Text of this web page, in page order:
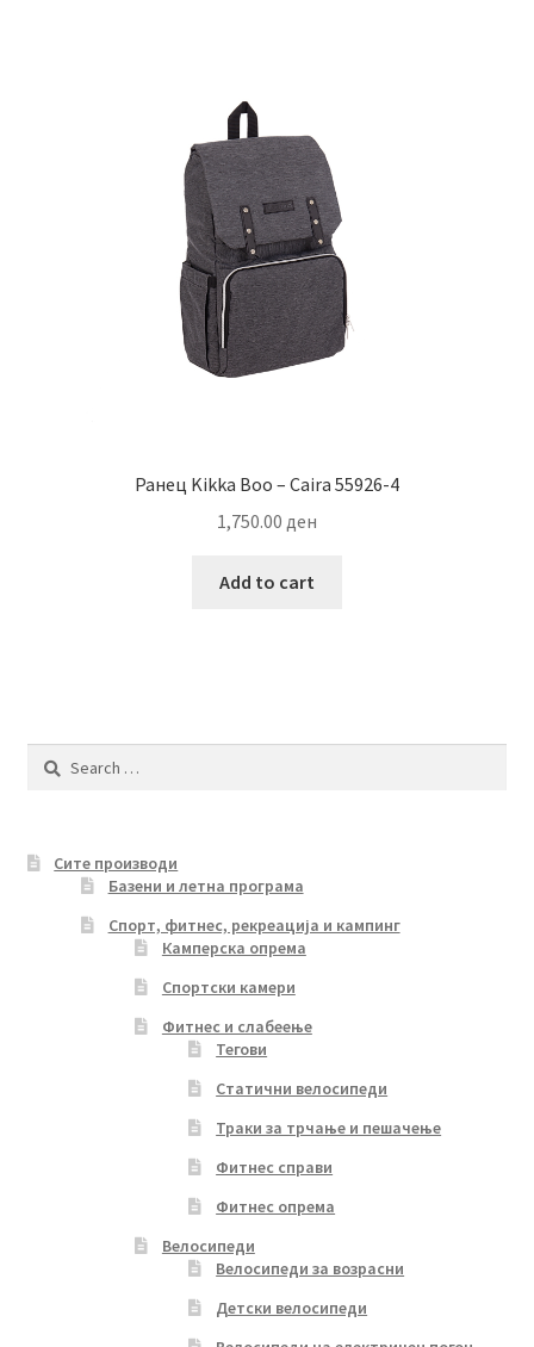
Ранец Kikka Boo – Caira 55926-4
1,750.00 ден
Add to cart
Search
Сите производи
Базени и летна програма
Спорт, фитнес, рекреација и кампинг
Камперска опрема
Спортски камери
Фитнес и слабеење
Тегови
Статични велосипеди
Траки за трчање и пешачење
Фитнес справи
Фитнес опрема
Велосипеди
Велосипеди за возрасни
Детски велосипеди